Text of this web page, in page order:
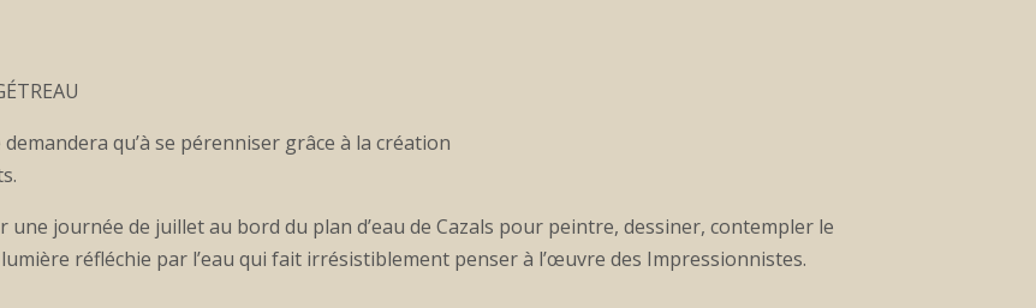
qu’à se pérenniser grâce à la création
une journée de juillet au bord du plan d’eau de Cazals pour peintre, dessiner, contempler le
réfléchie par l’eau qui fait irrésistiblement penser à l’œuvre des Impressionnistes.